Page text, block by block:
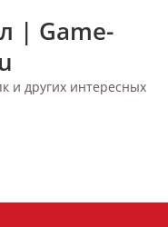
| Game-
и других интересных